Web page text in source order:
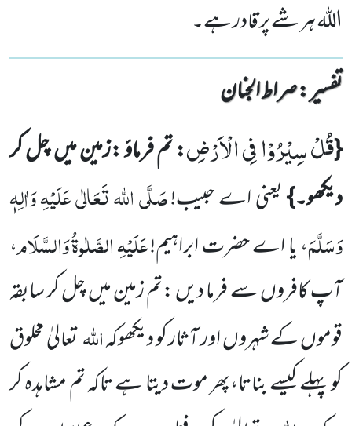
الله ہر شے پر قادر ہے۔
تفسیر : ‎صراط الجنان
{قُلْ سِیْرُوْا فِی الْاَرْضِ: تم فرماؤ :زمین میں چل کر
دیکھو۔}یعنی اے حبیب!صَلَّی اللہ تَعَالٰی عَلَیْہِ وَاٰلِہٖ
وَسَلَّمَ، یا اے حضرت ابراہیم!عَلَیْہِالصَّلٰوۃُوَالسَّلَام،
آپ کافروں سے فرما دیں :تم زمین میں چل کر سابقہ
قوموں کے شہروں اور آثار کو دیکھوکہاللہتعالیٰ مخلوق
کو پہلے کیسے بناتا،پھر موت دیتا ہے تاکہ تم مشاہدہ کر